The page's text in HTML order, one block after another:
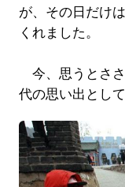
が、その日だけ
くれました。
今、思うとさ
代の思い出とし